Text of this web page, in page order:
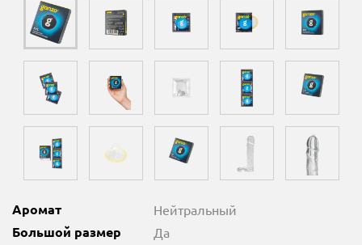
Аромат Нейтральный
Большой размер Да